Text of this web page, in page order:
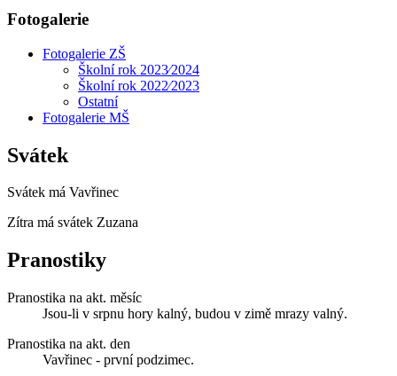
Fotogalerie
Fotogalerie ZŠ
Školní rok 2023⁄2024
Školní rok 2022⁄2023
Ostatní
Fotogalerie MŠ
Svátek
Svátek má Vavřinec
Zítra má svátek Zuzana
Pranostiky
Pranostika na akt. měsíc
Jsou-li v srpnu hory kalný, budou v zimě mrazy valný.
Pranostika na akt. den
Vavřinec - první podzimec.